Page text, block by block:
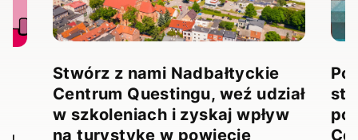
Stwórz z nami Nadbałtyckie
Centrum Questingu, weź udział
w szkoleniach i zyskaj wpływ
na turystykę w powiecie